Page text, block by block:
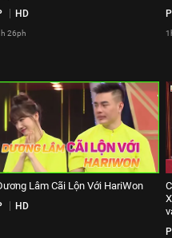
HD
26ph
P
Lâm Cãi Lộn Với HariWon
HD
P